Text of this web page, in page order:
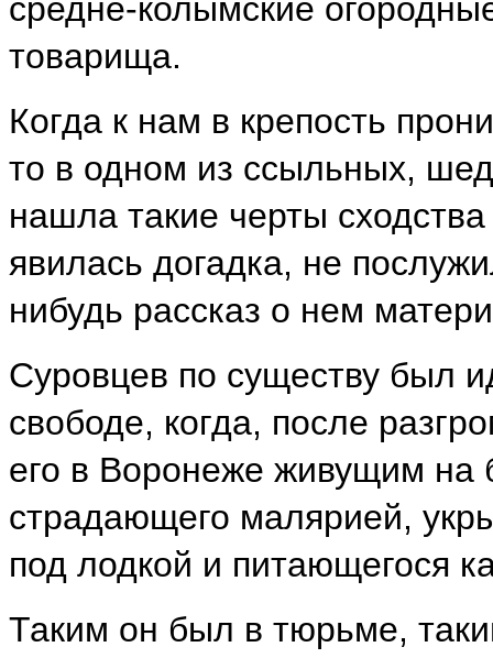
средне-колымские
товарища.
Когда к нам в крепость
то в одном из ссыльных,
нашла такие черты
явилась догадка, не
нибудь рассказ о нем
Суровцев по существу был
свободе, когда, после
его в Воронеже живущим на
страдающего малярией,
под лодкой и питающегося
Таким он был в тюрьме,